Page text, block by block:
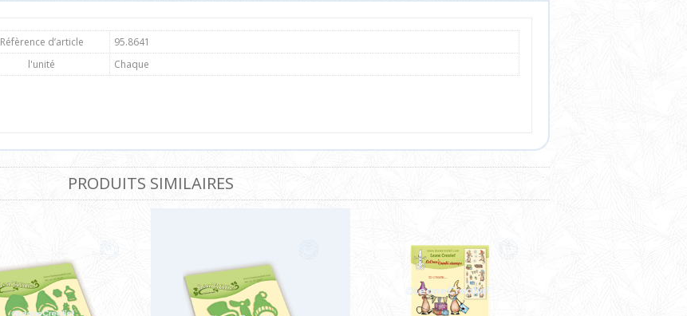
Réfèrence d’article
95.8641
l'unité
Chaque
PRODUITS SIMILAIRES